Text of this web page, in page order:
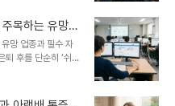
부장 앓이’에 빠뜨
방사수를 하게 만드
정보부터 드라마의
.1. 전설의 시작, 웹
계 팬들을 사로잡은
목하는 유망
망 업종과 필수 자
퇴 후를 단순히 ‘쉬는
분들이 정말 많아
가 대한민국의